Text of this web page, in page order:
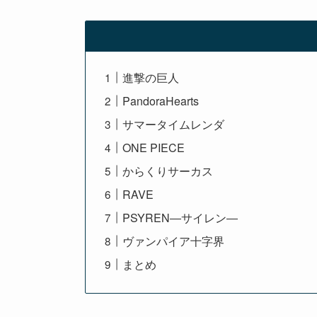
進撃の巨人
PandoraHearts
サマータイムレンダ
ONE PIECE
からくりサーカス
RAVE
PSYREN―サイレン―
ヴァンパイア十字界
まとめ